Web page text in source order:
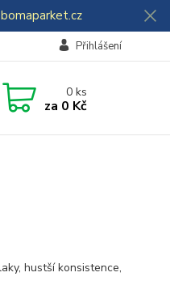
Přihlášení
0ks
za 0 Kč
hustší konsistence,